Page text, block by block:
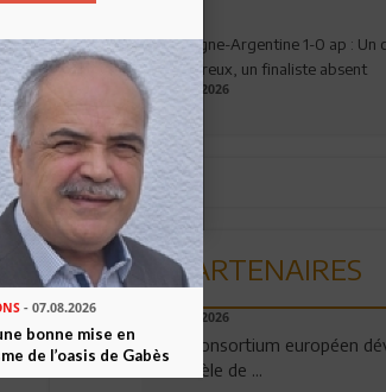
Espagne-Argentine 1-0 ap : Un
valeureux, un finaliste absent
19.07.2026
PARTENAIRES
06.08.2026
Un consortium européen
modèle de ...
- 07.08.2026
bonne mise en
de l’oasis de Gabès